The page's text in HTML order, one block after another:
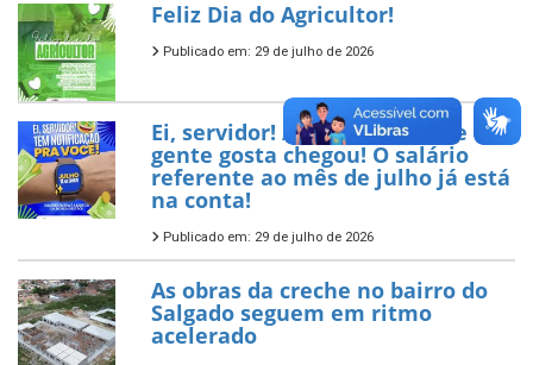
Feliz Dia do Agricultor!
Publicado em: 29 de julho de 2026
Ei, servidor! A notificação que a
gente gosta chegou! O salário
referente ao mês de julho já está
na conta!
Publicado em: 29 de julho de 2026
As obras da creche no bairro do
Salgado seguem em ritmo
acelerado